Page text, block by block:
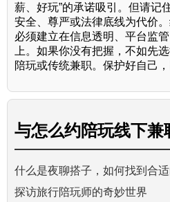
薪、好玩”的承诺吸引。但请记
安全、尊严或法律底线为代价
必须建立在信息透明、平台监
上。如果你没有把握，不如先
陪玩或传统兼职。保护好自己
与怎么约陪玩线下兼
什么是夜聊搭子，如何找到合
探访旅行陪玩师的奇妙世界